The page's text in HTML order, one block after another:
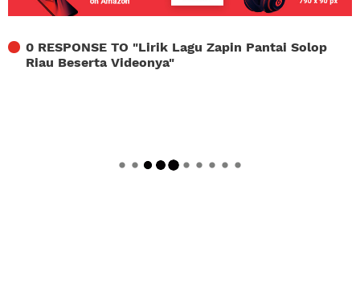
0 RESPONSE TO "Lirik Lagu Zapin Pantai Solop
Riau Beserta Videonya"